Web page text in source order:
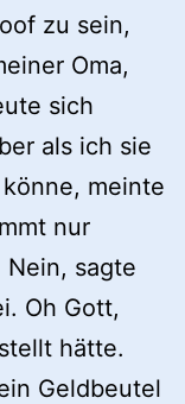
zu sein,
Oma,
sich
als ich sie
meinte
nur
sagte
Oh Gott,
hätte.
Geldbeutel